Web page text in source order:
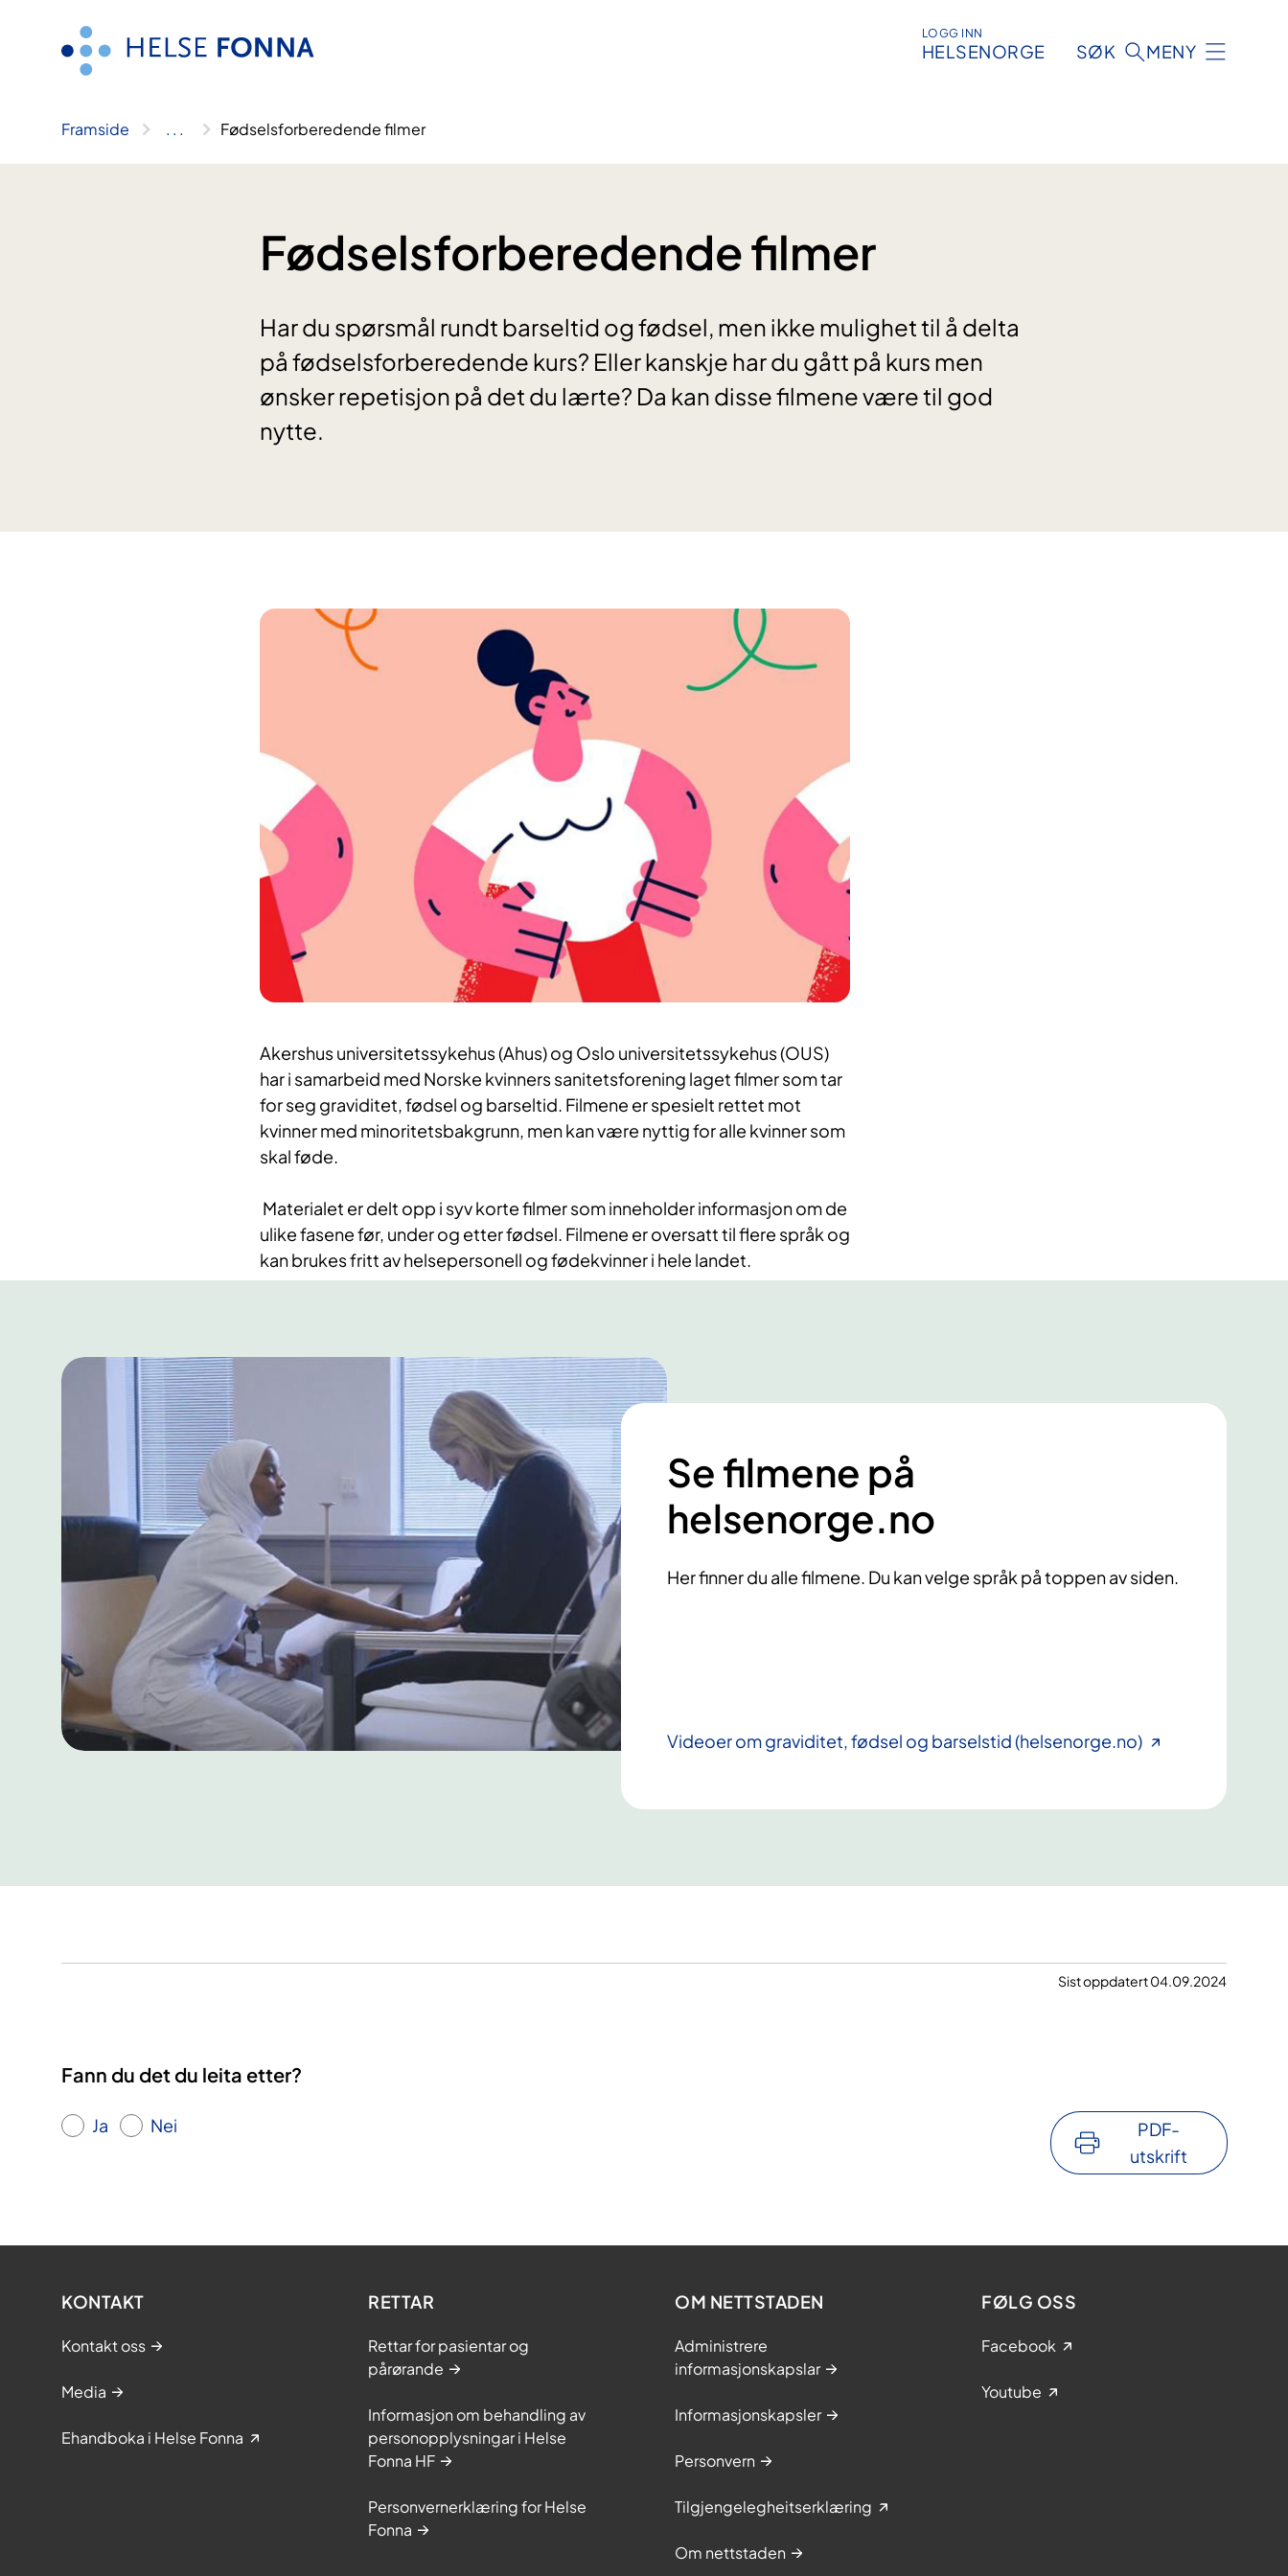
LOGG INN
HELSENORGE SØK MENY
Framside .. . Fødselsforberedende filmer
Fødselsforberedende filmer
Har du spørsmål rundt barseltid og fødsel, men ikke mulighet til å delta
på fødselsforberedende kurs? Eller kanskje har du gått på kurs men
ønsker repetisjon på det du lærte? Da kan disse filmene være til god
nytte.
Akershus universitetssykehus (Ahus) og Oslo universitetssykehus (OUS)
har i samarbeid med Norske kvinners sanitetsforening laget filmer som tar
for seg graviditet, fødsel og barseltid. Filmene er spesielt rettet mot
kvinner med minoritetsbakgrunn, men kan være nyttig for alle kvinner som
skal føde.
Materialet er delt opp i syvkorte filmer som inneholder informasjon om de
ulike fasene før, under og etter fødsel. Filmene er oversatt til flere språk og
kanbrukes fritt av helsepersonell og fødekvinner i hele landet. ​​
Se filmene på
helsenorge.no
Her finner du alle filmene. Du kan velge språk på toppen av siden.
Videoer om graviditet, fødsel og barselstid (helsenorge.no)
Sist oppdatert 04.09.2024
Fann du det du leita etter?
Ja Nei
PDF-
utskrift
KONTAKT
Kontakt oss
Media
Ehandboka i Helse Fonna
RETTAR
Rettar for pasientar og
pårørande
Informasjon om behandling av
personopplysningar i Helse
Fonna HF
Personvernerklæring for Helse
Fonna
OM NETTSTADEN
Administrere
informasjonskapslar
Informasjonskapsler
Personvern
Tilgjengelegheitserklæring
Om nettstaden
FØLG OSS
Facebook
Youtube